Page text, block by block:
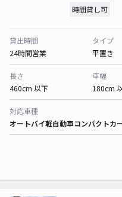
時間貸し可
貸出時間
24時間営業
タイプ
平置き
長さ
460cm 以下
車幅
180cm
対応車種
オートバイ軽自動車コンパクトカ